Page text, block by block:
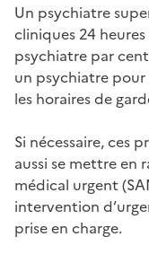
Un psychiatre
cliniques 24
psychiatre par
un psychiatre pour
les horaires de
Si nécessaire, ces
aussi se mettre en
médical urgent
intervention
prise en charge.